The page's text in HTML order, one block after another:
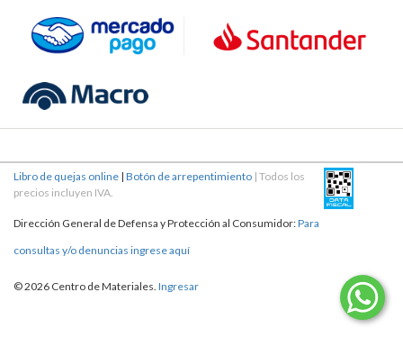
Libro de quejas online | Botón de arrepentimiento | Todos los
precios incluyen IVA.
Dirección General de Defensa y Protección al Consumidor:Para
consultas y/o denuncias ingrese aquí
© 2026 Centro de Materiales. Ingresar